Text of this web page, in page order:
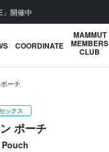
」開催中
COORDINATE
MAMMUT
MEMBERS
CLUB
ーチ
ックス
ポーチ